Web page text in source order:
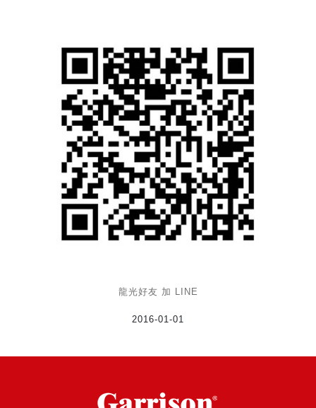
龍光好友 加 LINE
2016-01-01